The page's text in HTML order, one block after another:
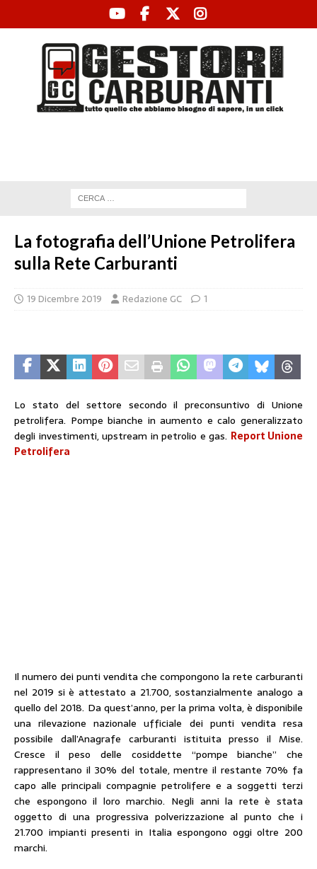
La fotografia dell’Unione Petrolifera
sulla Rete Carburanti
19 Dicembre 2019 Redazione GC 1
Lo stato del settore secondo il preconsuntivo di Unione
petrolifera. Pompe bianche in aumento e calo generalizzato
degli investimenti, upstream in petrolio e gas. Report Unione
Petrolifera
Il numero dei punti vendita che compongono la rete carburanti
nel 2019 si è attestato a 21.700, sostanzialmente analogo a
quello del 2018. Da quest’anno, per la prima volta, è disponibile
una rilevazione nazionale ufficiale dei punti vendita resa
possibile dall’Anagrafe carburanti istituita presso il Mise.
Cresce il peso delle cosiddette “pompe bianche” che
rappresentano il 30% del totale, mentre il restante 70% fa
capo alle principali compagnie petrolifere e a soggetti terzi
che espongono il loro marchio. Negli anni la rete è stata
oggetto di una progressiva polverizzazione al punto che i
21.700 impianti presenti in Italia espongono oggi oltre 200
marchi.